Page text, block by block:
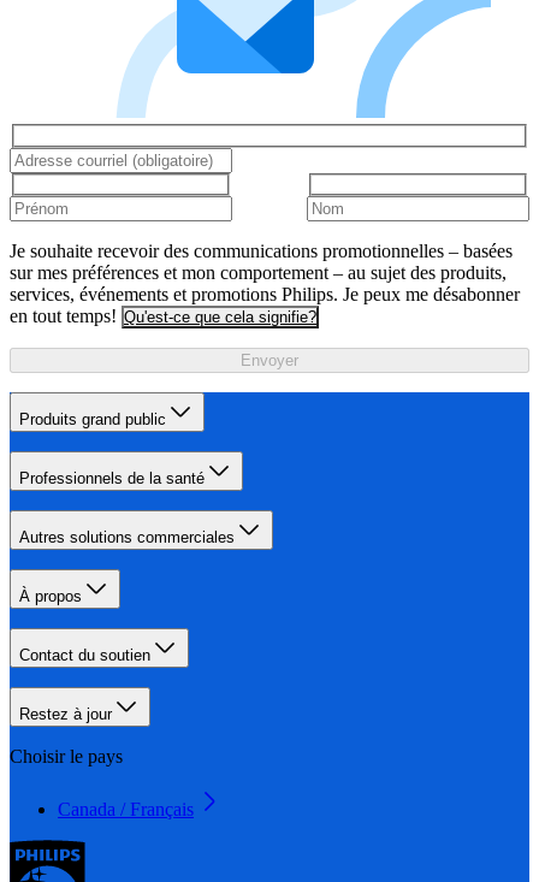
Je souhaite recevoir des communications promotionnelles – basées
sur mes préférences et mon comportement – au sujet des produits,
services, événements et promotions Philips. Je peux me désabonner
en tout temps! Qu'est-ce que cela signifie?
Envoyer
Produits grand public
Professionnels de la santé
Autres solutions commerciales
À propos
Contact du soutien
Restez à jour
Choisir le pays
Canada / Français